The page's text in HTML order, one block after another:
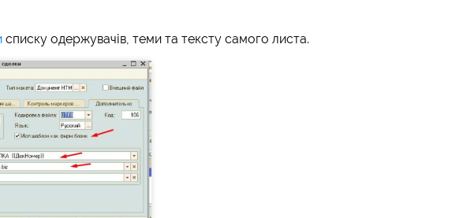
списку одержувачів, теми та тексту самого листа.